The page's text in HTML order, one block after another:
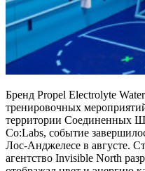
Бренд Propel Electrolyte
тренировочных
территории Соединенных
Co:Labs, событие
Лос-Анджелесе в августе.
агентство Invisible North